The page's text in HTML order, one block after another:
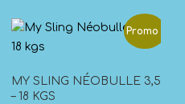
produit
plusieurs
variations.
options
peuvent
Promo !
MY SLING NÉOBULLE 3,5
– 18 KGS